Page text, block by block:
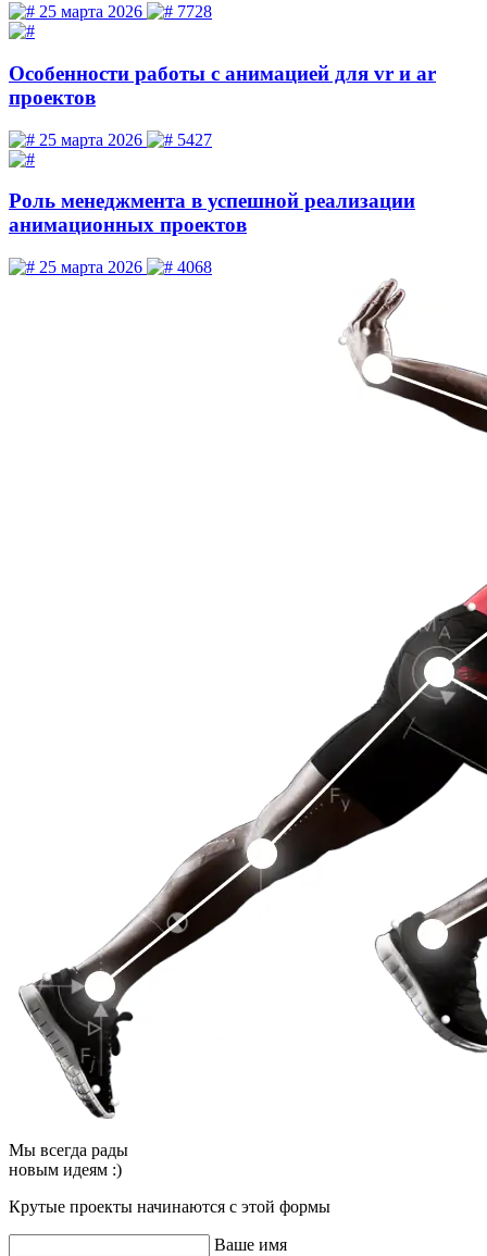
25 марта 2026 7728
Особенности работы с анимацией для vr и ar
проектов
25 марта 2026 5427
Роль менеджмента в успешной реализации
анимационных проектов
25 марта 2026 4068
Мы всегда рады
новым идеям :)
Крутые проекты начинаются с этой формы
Ваше имя